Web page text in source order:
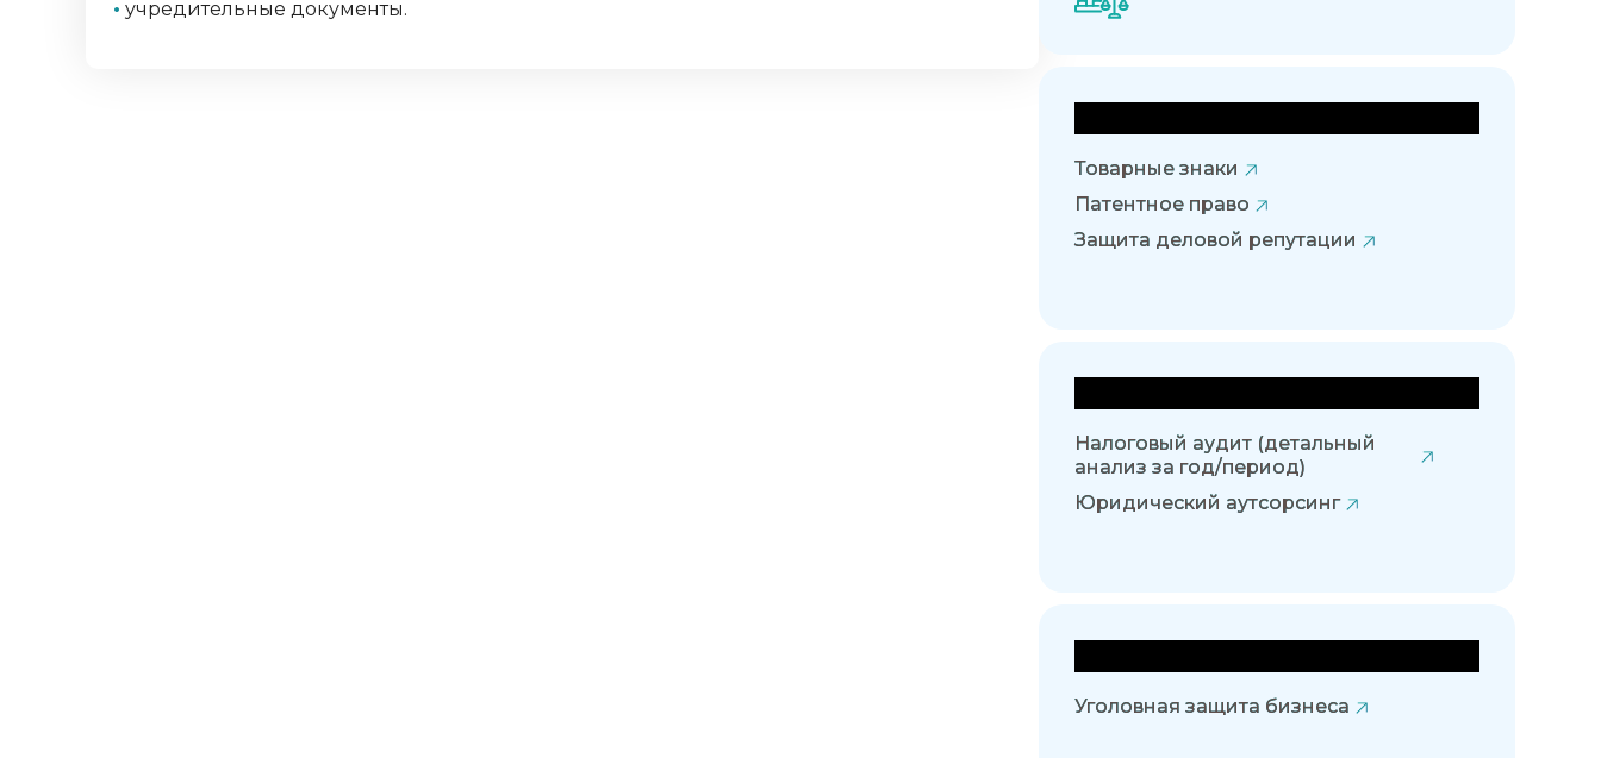
• учредительные документы.
Товарные знаки
Патентное право
Защита деловой репутации
Налоговый аудит (детальный
анализ за год/период)
Юридический аутсорсинг
Уголовная защита бизнеса